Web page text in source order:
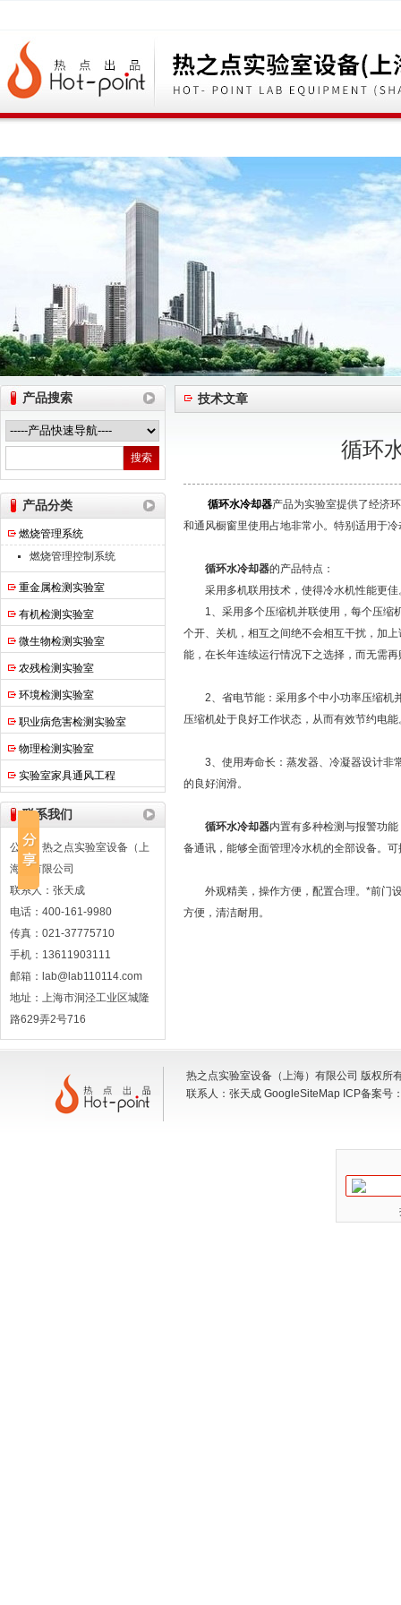
热之点实验室设备（上海）有限公司
产品搜索
产品分类
燃烧管理系统
燃烧管理控制系统
重金属检测实验室
有机检测实验室
微生物检测实验室
农残检测实验室
环境检测实验室
职业病危害检测实验室
物理检测实验室
实验室家具通风工程
联系我们
公司：热之点实验室设备（上
海）有限公司
联系人：张天成
电话：400-161-9980
传真：021-37775710
手机：13611903111
邮箱：lab@lab110114.com
地址：上海市洞泾工业区城隆
路629弄2号716
技术文章
循环
循环水冷却器产品为实验室提供了经济
和通风橱窗里使用占地非常小。特别适用于
循环水冷却器的产品特点：
采用多机联用技术，使得冷水机性能更佳
1、采用多个压缩机并联使用，每个压缩机
个开、关机，相互之间绝不会相互干扰，加
能，在长年连续运行情况下之选择，而无需
2、省电节能：采用多个中小功率压缩机并
压缩机处于良好工作状态，从而有效节约电能
3、使用寿命长：蒸发器、冷凝器设计非常
的良好润滑。
循环水冷却器内置有多种检测与报警功
备通讯，能够全面管理冷水机的全部设备。
外观精美，操作方便，配置合理。*前门设
方便，清洁耐用。
热之点实验室设备（上海）有限公司 版权
联系人：张天成 GoogleSiteMap ICP备案号